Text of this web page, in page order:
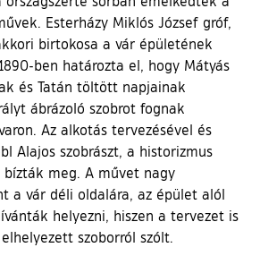
Esterházy Miklós József gróf,
birtokosa a vár épületének
ben határozta el, hogy Mátyás
és Tatán töltött napjainak
ábrázoló szobrot fognak
Az alkotás tervezésével és
Alajos szobrászt, a historizmus
meg. A művet nagy
a vár déli oldalára, az épület alól
helyezni, hiszen a tervezet is
szoborról szólt.